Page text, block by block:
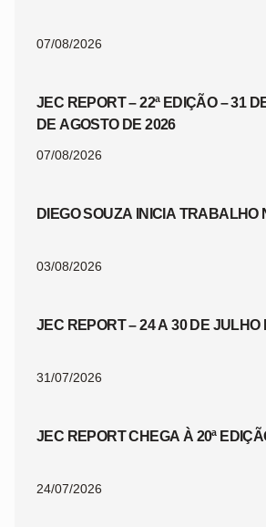
07/08/2026
JEC REPORT – 22ª EDIÇÃO – 31
DE AGOSTO DE 2026
07/08/2026
DIEGO SOUZA INICIA TRABALHO
03/08/2026
JEC REPORT – 24 A 30 DE JULHO
31/07/2026
JEC REPORT CHEGA À 20ª
24/07/2026